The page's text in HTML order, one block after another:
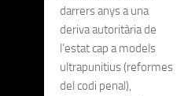
darrers anys a una
deriva autoritària de
l’estat cap a models
ultrapunitius (reformes
del codi penal),